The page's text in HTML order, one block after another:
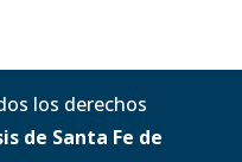
los derechos
de Santa Fe de